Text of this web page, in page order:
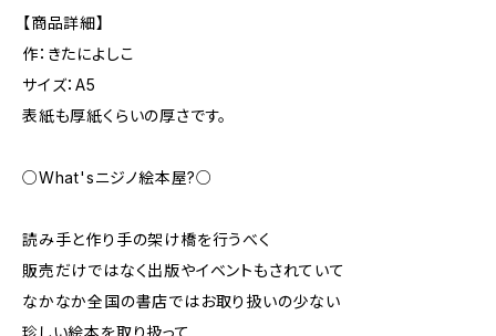
【商品詳細】
作：きたによしこ
サイズ：A5
表紙も厚紙くらいの厚さです。
○What'sニジノ絵本屋?○
読み手と作り手の架け橋を行うべく
販売だけではなく出版やイベントもされていて
なかなか全国の書店ではお取り扱いの少ない
珍しい絵本を取り扱って